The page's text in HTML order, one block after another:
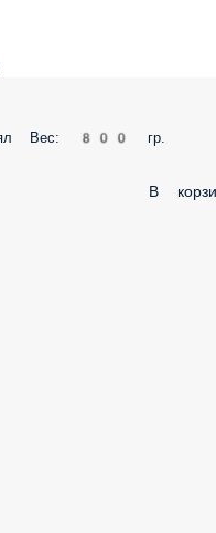
роял Вес: 800 гр.
В